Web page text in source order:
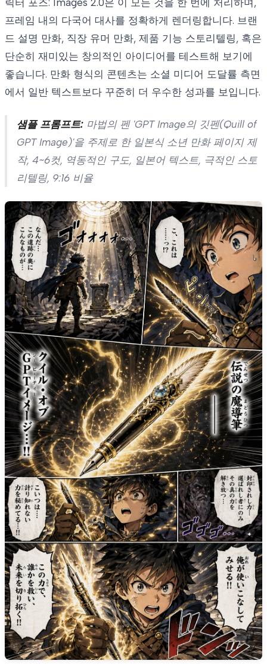
프레임 내의 다국어 대사를 정확하게 렌더링합니다. 브랜
드 설명 만화, 직장 유머 만화, 제품 기능 스토리텔링, 혹은
단순히 재미있는 창의적인 아이디어를 테스트해 보기에
좋습니다. 만화 형식의 콘텐츠는 소셜 미디어 도달률 측면
에서 일반 텍스트보다 꾸준히 더 우수한 성과를 보입니다.
샘플 프롬프트: 마법의 펜 'GPT Image의 깃펜(Quill of
GPT Image)'을 주제로 한 일본식 소년 만화 페이지 제
작, 4~6컷, 역동적인 구도, 일본어 텍스트, 극적인 스토
리텔링, 9:16 비율